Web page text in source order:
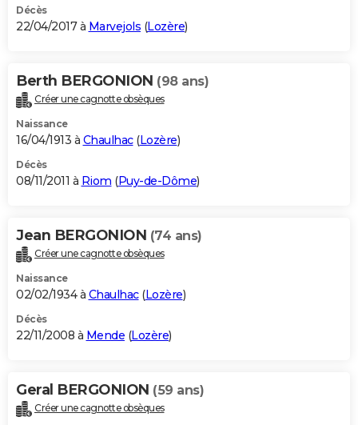
BONS PLANS
Carte de Noël
Carte Bonne année
Carte Saint-Valentin
Carte Pâques
Carte d'anniversaire
DICTIONNAIRE
Dictionnaire
Biographies
Citations
Expressions
Proverbes
PROGRAMME TV
S'inscrire
Se connecter
Lycées
Collèges
Primaires
Universités
Entreprises
Service militaire
Avis de recherche
AVIS DE DÉCÈS
Bricolage
Lifestyle
Culture
Sport
Auto
Television
Voyage
Cinema
Décès
22/04/2017 à Marvejols (Lozère)
Berth BERGONION (98 ans)
Créer une cagnotte obsèques
Naissance
16/04/1913 à Chaulhac(Lozère)
Décès
08/11/2011 à Riom (Puy-de-Dôme)
Jean BERGONION (74 ans)
Créer une cagnotte obsèques
Naissance
02/02/1934 à Chaulhac(Lozère)
Décès
22/11/2008 à Mende (Lozère)
Geral BERGONION (59 ans)
Créer une cagnotte obsèques